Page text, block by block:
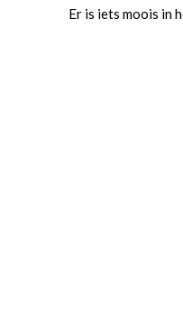
Er is iets moois in